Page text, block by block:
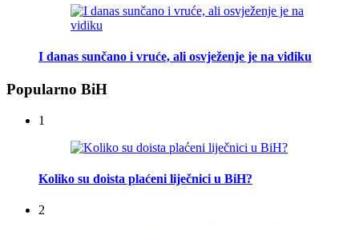
I danas sunčano i vruće, ali osvježenje je na vidiku
Popularno BiH
1
Koliko su doista plaćeni liječnici u BiH?
2